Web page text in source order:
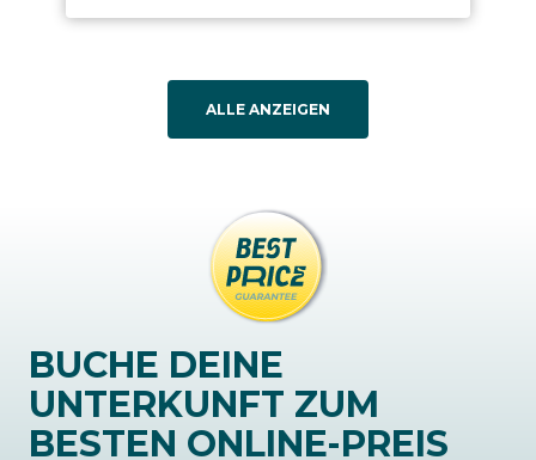
ALLE ANZEIGEN
BUCHE DEINE
UNTERKUNFT ZUM
BESTEN ONLINE-PREIS